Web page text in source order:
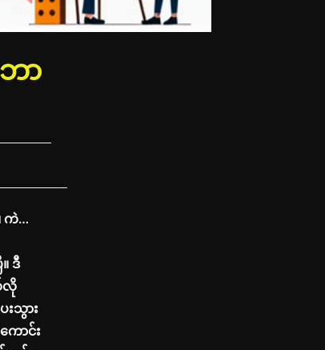
ာ
ကဲ…
ဒီ
လို
သွား
ောင်း